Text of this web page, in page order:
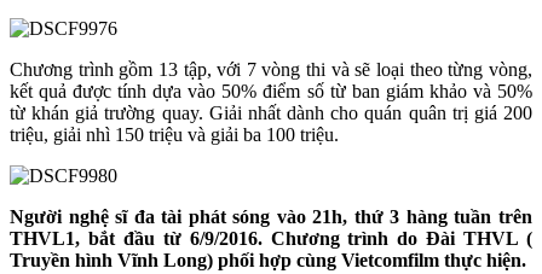
Chương trình gồm 13 tập, với 7 vòng thi và sẽ loại theo từng vòng,
kết quả được tính dựa vào 50% điểm số từ ban giám khảo và 50%
từ khán giả trường quay. Giải nhất dành cho quán quân trị giá 200
triệu, giải nhì 150 triệu và giải ba 100 triệu.
Người nghệ sĩ đa tài phát sóng vào 21h, thứ 3 hàng tuần trên
THVL1, bắt đầu từ 6/9/2016. Chương trình do Đài THVL (
Truyền hình Vĩnh Long) phối hợp cùng Vietcomfilm thực hiện.